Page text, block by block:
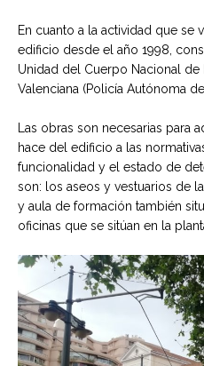
En cuanto a la actividad que se
edificio desde el año 1998,
Unidad del Cuerpo Nacional de
Valenciana (Policía Autónoma
Las obras son necesarias para
hace del edificio a las
funcionalidad y el estado de
son: los aseos y vestuarios de
y aula de formación también
oficinas que se sitúan en la